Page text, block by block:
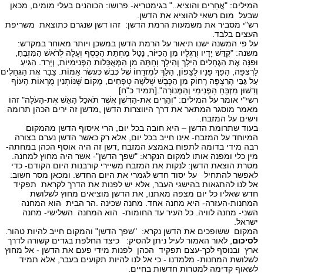
המילים: "אֲחֵרִים והוציא.." בגימטריא- פרושו: הכוהנים בעלי מומים, מכאן
שבעל מום רשאי להוציא את הדשן.
רש"י מסביר את משמעות הרמת הדשן: זהו דשן שנגרם כתוצאת משריפת
העצים בלבד.
על פי המשנה ישנו תיאור על הרמת הדשן במשכן ויותר מאוחר במקדש:
משנה: "קִדֵּשׁ יָדָיו וְרַגְלָיו מִן הַכִּיּוֹר, נָטַל מַחְתַּת הַכֶּסֶף וְעָלָה לְרֹאשׁ הַמִּזְבֵּחַ,
וּפִנָּה אֶת הַגֶּחָלִים הֵילָךְ וְהֵילָךְ וָחָתָּה מִן הַמְּאֻכָּלוֹת הַפְּנִימִיּוֹת, וְיָרַד. הִגִּיעַ
לָרִצְפָּה, הָפַךְ פָּנָיו לַצָּפוֹן, הָלַךְ לְמִזְרָחוֹ שֶׁל כֶּבֶשׁ כְּעֶשֶׂר אַמּוֹת. צָבַר אֶת הַגֶּחָלִים
עַל גַּבֵּי הָרִצְפָּה רָחוֹק מִן הַכֶּבֶשׁ שְׁלֹשָׁה טְפָחִים, מָקוֹם שֶּׁנּוֹתְנִין מֻרְאוֹת הָעוֹף
וְדִשּׁוּן מִזְבֵּחַ הַפְּנִימִי וְהַמְּנוֹרָה".[תמיד כ"ח]
רשי"י אומר על המילים: "וְהֵרִים אֶת-הַדֶּשֶׁן אֲשֶׁר תֹּאכַל הָאֵשׁ אֶת-הָעֹלָה" זהו
מאמר מוסגר המתאר את דרך היווצרות הדשן ,מדשן זה ירים הכהן תרומה
וישים על המזבח.
בעוד שתרומת הדשן – היא חובה בכל יום, הרי איסוף הדשן מהמקום
המיוחד על המזבח- אינו חייב בכל יום, אלא רק כאשר הדשן נערם בצורה
רבה מידי בדומה לתפוח באמצע המזבח ,דשן זה היה אוסף הכהן במחתה-
מין כלי ומפנה אותו למקום הנקרא: "שפך הדשן"- אשר היה מחוץ למחנה.
מטרת הוצאת הדשן: לנקות את המזבח משיירי קורבנות היום הקודם- כדי
לאפשר להתחיל על יסוד חדש לגמרי את היום החדש. ומכאן מסר חשוב:
אל לנו להתגאות בהישגי העבר, אלא יש לפנות את הדרך לקראת תפקיד
חדש שאליו כל יום מצפה מאתנו, את הדשן מוציאים מחוץ לשלושת
המחנות-העזרה- היא מחנה אחד. מחנה שכינה .הר הבית הוא המחנה
השני- מחנה לוויה. כל העיר עד החומות- הוא המחנה השלישי- מחנה
ישראל.
המקום ששופכים את הדשן נקרא: "שפך הדשן" והמקום חייב להיות טהור.
לסיכום , לאור האמור לעיל ניתן להסיק: כיצד החלפת בגדים קשורה לדרך
ארץ ובנוסף לכך-עצם תפקיד הכהן לפנות מידי פעם את הדשן - אל מחוץ
לשלושת המחנות- מלמדנו - כי אל לנו להיות תקועים בעבר, אלא תמיד
לשאוף קדימה למטרות חדשות בחיים.